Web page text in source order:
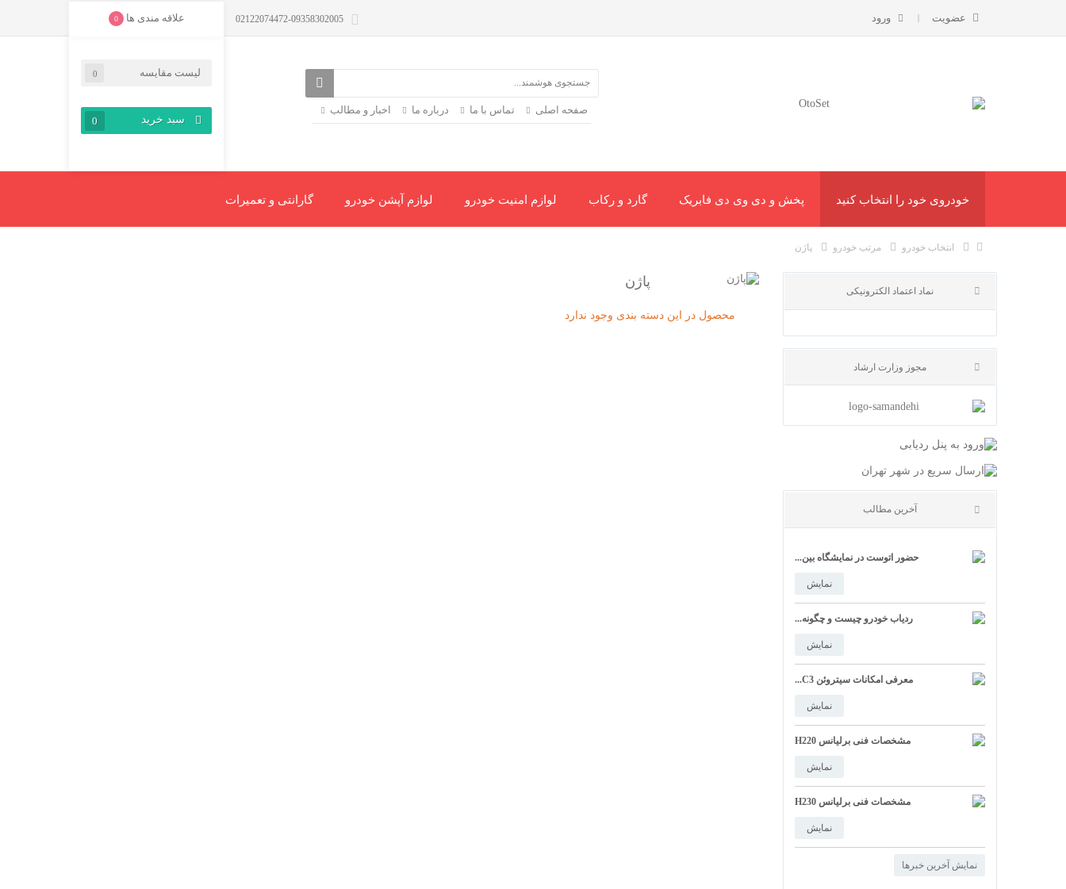
علاقه مندی ها 0 عضویت ورود
لیست مقایسه 0
سبد خرید 0
صفحه اصلی تماس با ما درباره ما اخبار و مطالب
خودروی خود را انتخاب کنید پخش و دی وی دی فابریک گارد و رکاب لوازم امنیت خودرو لوازم آپشن خودرو گارانتی و تعمیرات
انتخاب خودرو مرتب خودرو پاژن
مجوز وزارت ارشاد
آخرین مطالب
حضور اتوست در نمایشگاه بین...
نمایش
ردیاب خودرو چیست و چگونه...
نمایش
معرفی امکانات سیتروئن C3...
نمایش
مشخصات فنی برلیانس H220
نمایش
مشخصات فنی برلیانس H230
نمایش
نمایش آخرین خبرها
پاژن
محصول در این دسته بندی وجود ندارد